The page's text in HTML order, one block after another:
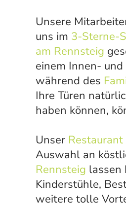
Unsere
uns im 3-Sterne-
am Rennsteig
einem Innen-
während des
Ihre Türen
haben können,
Unser
Auswahl an
Rennsteig lassen
Kinderstühle,
weitere tolle